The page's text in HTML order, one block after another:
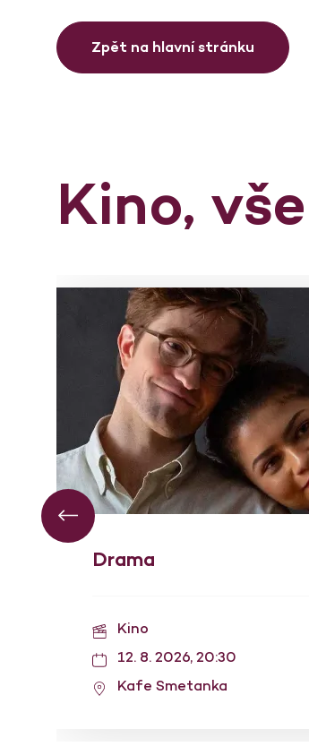
Zpět na hlavní stránku
Kino,
Drama
Kino
12. 8. 2026, 20:30
Kafe Smetanka